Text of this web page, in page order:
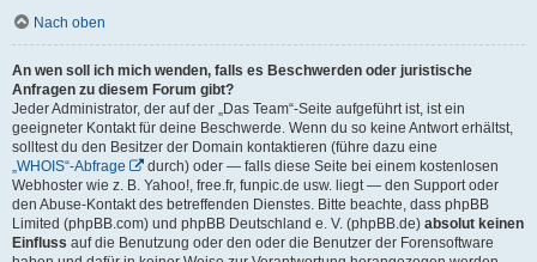
Nach oben
An wen soll ich mich wenden, falls es Beschwerden oder juristische
Anfragen zu diesem Forum gibt?
Jeder Administrator, der auf der „Das Team“-Seite aufgeführt ist, ist ein
geeigneter Kontakt für deine Beschwerde. Wenn du so keine Antwort erhältst,
solltest du den Besitzer der Domain kontaktieren (führe dazu eine
„WHOIS“-Abfrage
durch) oder — falls diese Seite bei einem kostenlosen
Webhoster wie z. B. Yahoo!, free.fr, funpic.de usw. liegt — den Support oder
den Abuse-Kontakt des betreffenden Dienstes. Bitte beachte, dass phpBB
Limited (phpBB.com) und phpBB Deutschland e. V. (phpBB.de) absolut keinen
Einfluss auf die Benutzung oder den oder die Benutzer der Forensoftware